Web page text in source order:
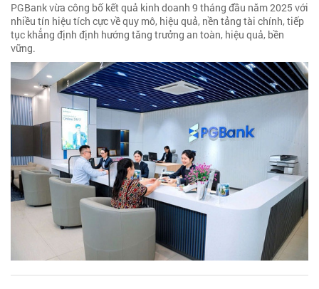
PGBank vừa công bố kết quả kinh doanh 9 tháng đầu năm 2025 với
nhiều tín hiệu tích cực về quy mô, hiệu quả, nền tảng tài chính, tiếp
tục khẳng định định hướng tăng trưởng an toàn, hiệu quả, bền
vững.